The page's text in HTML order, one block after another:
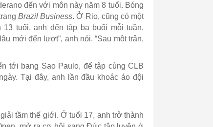
đến với môn này năm 8 tuổi. Bóng
Brazil Business. Ở Rio, cũng có một
tuổi, anh đến tập ba buổi mỗi tuần.
mới đến lượt”, anh nói. “Sau một trận,
tới bang Sao Paulo, để tập cùng CLB
Tại đây, anh lần đầu khoác áo đội
tầm thế giới. Ở tuổi 17, anh trở thành